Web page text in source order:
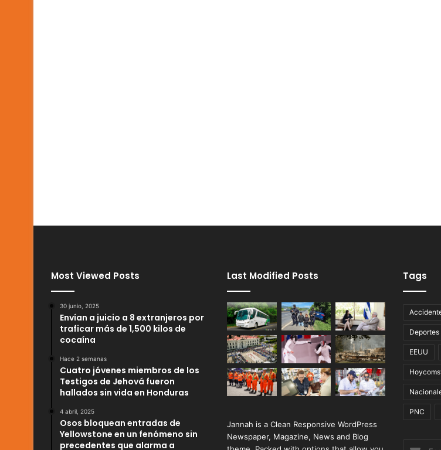
Most Viewed Posts
30 junio, 2025
Envían a juicio a 8 extranjeros por
traficar más de 1,500 kilos de
cocaína
Hace 2 semanas
Cuatro jóvenes miembros de los
Testigos de Jehová fueron
hallados sin vida en Honduras
4 abril, 2025
Osos bloquean entradas de
Yellowstone en un fenómeno sin
precedentes que alarma a
Last Modified Posts
Jannah is a Clean Responsive WordPress
Newspaper, Magazine, News and Blog
Tags
Deportes
EEUU
PNC
Escribe